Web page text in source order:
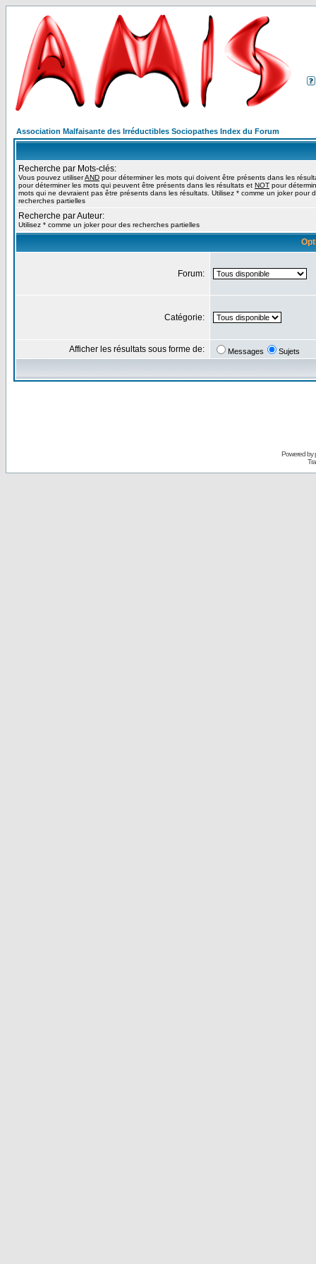
Association Malfaisante des Irréductibles Sociopathes Index du Forum
Recherche par Mots-clés:
Vous pouvez utiliserAND pour déterminer les mots qui doivent être présents dans les
pour déterminer les mots qui peuvent être présents dans les résultats et NOT pour
mots qui ne devraient pas être présents dans les résultats. Utilisez * comme un joker pour
recherches partielles
Recherche par Auteur:
Utilisez * comme un joker pour des recherches partielles
Forum:
Catégorie:
Afficher les résultats sous forme de: Messages Sujets
Powered by